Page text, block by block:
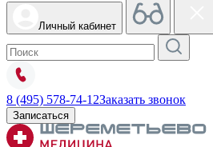
Личный кабинет
8 (495) 578-74-12Заказать звонок
Записаться